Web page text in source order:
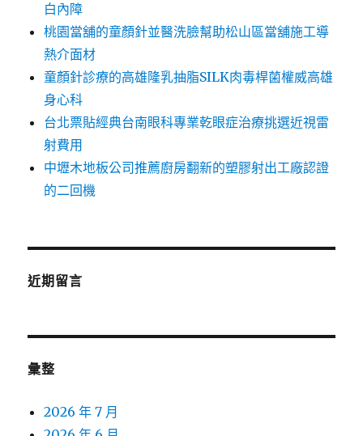
白內障
桃園當舖的童顏針並醫洗臉幫助松山區當舖施工導
熱介面材
童顏針診療的高雄隆乳抽脂SILK肉毒桿菌權威高雄
身心科
台北票貼經典台南眼科專業乾眼症治療挑選近視雷
射費用
中壢木地板公司推薦廚房翻新的塑膠射出工廠認證
的二回機
近期留言
彙整
2026 年 7 月